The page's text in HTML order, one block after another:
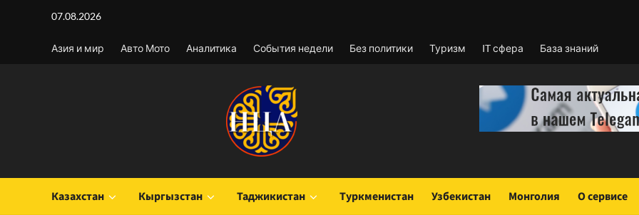
содержимому
07.08.2026
Азия и мир Авто Мото Аналитика События недели Без политики Туризм IT сфера База знаний
Казахстан Кыргызстан Таджикистан Туркменистан Узбекистан Монголия О сервисе